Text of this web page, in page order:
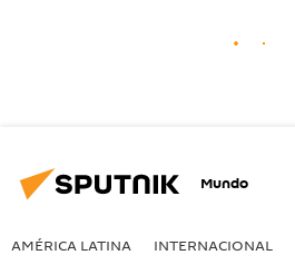
Mundo
AMÉRICA LATINA INTERNACIONAL